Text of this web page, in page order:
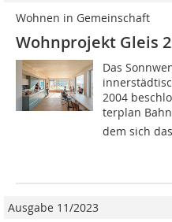
Wohnen in Gemeinschaft
Wohnprojekt Gleis
Das
2004
terplan
dem sich
Ausgabe 11/2023